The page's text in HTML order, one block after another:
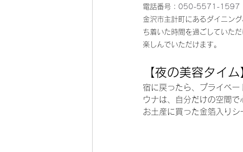
電話番号： 050-5571-1597
金沢市主計町にあるダイニン
ち着いた時間を過ごしていた
楽しんでいただけます。
【夜の美容タイ
宿に戻ったら、プライベ
ウナは、自分だけの空間
お土産に買った金箔入りシ